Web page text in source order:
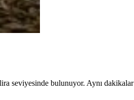
seviyesinde bulunuyor. Aynı dakikalar